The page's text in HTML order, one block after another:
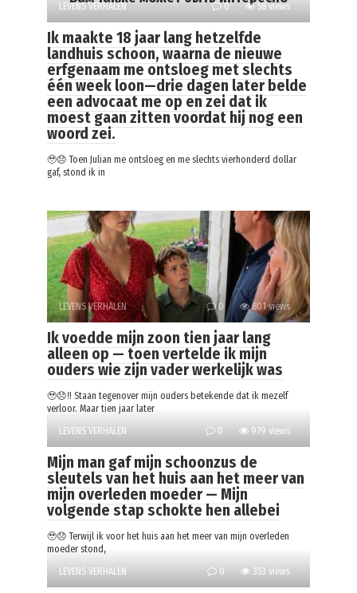
LEVENS VERHALEN 0 58 views
Ik maakte 18 jaar lang hetzelfde
landhuis schoon, waarna de nieuwe
erfgenaam me ontsloeg met slechts
één week loon—drie dagen later belde
een advocaat me op en zei dat ik
moest gaan zitten voordat hij nog een
woord zei.
🥹😞 Toen Julian me ontsloeg en me slechts vierhonderd dollar
gaf, stond ik in
LEVENS VERHALEN 0 801 views
Ik voedde mijn zoon tien jaar lang
alleen op — toen vertelde ik mijn
ouders wie zijn vader werkelijk was
🥹😞‼️ Staan tegenover mijn ouders betekende dat ik mezelf
verloor. Maar tien jaar later
LEVENS VERHALEN
0 979 views
Mijn man gaf mijn schoonzus de
sleutels van het huis aan het meer van
mijn overleden moeder — Mijn
volgende stap schokte hen allebei
🥹😞 Terwijl ik voor het huis aan het meer van mijn overleden
moeder stond,
LEVENS VERHALEN
0 353 views